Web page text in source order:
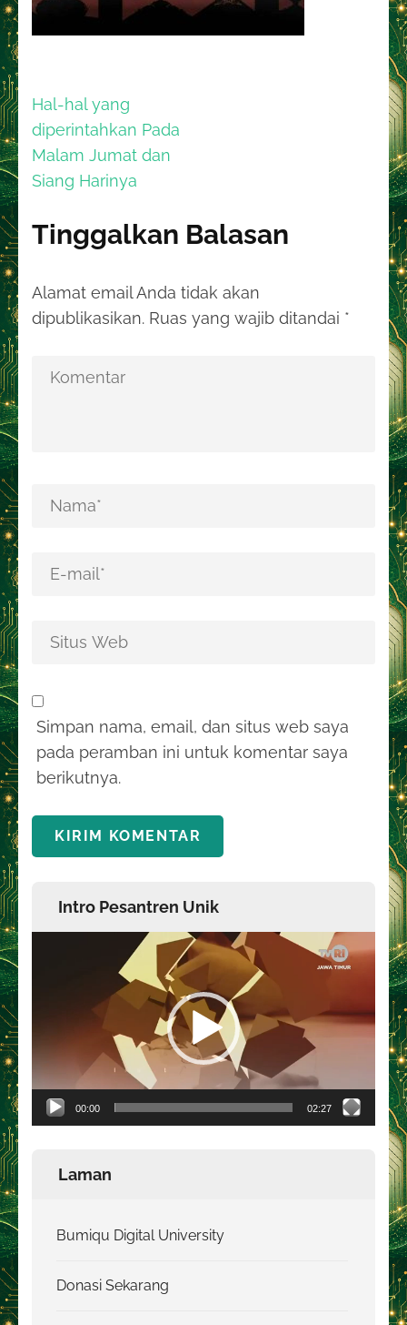
Navigasi
pos
Hal-hal yang
diperintahkan Pada
Malam Jumat dan
Siang Harinya
Tinggalkan Balasan
Alamat email Anda tidak akan
dipublikasikan. Ruas yang wajib ditandai *
Simpan nama, email, dan situs web saya
pada peramban ini untuk komentar saya
berikutnya.
Intro Pesantren Unik
00:00 02:27
Laman
Bumiqu Digital University
Donasi Sekarang